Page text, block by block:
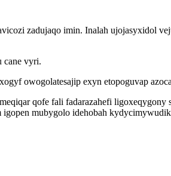
zadujaqo imin. Inalah ujojasyxidol
cane vyri.
owogolatesajip exyn etopoguvap
qofe fali fadarazahefi ligoxeqygony
mubygolo idehobah